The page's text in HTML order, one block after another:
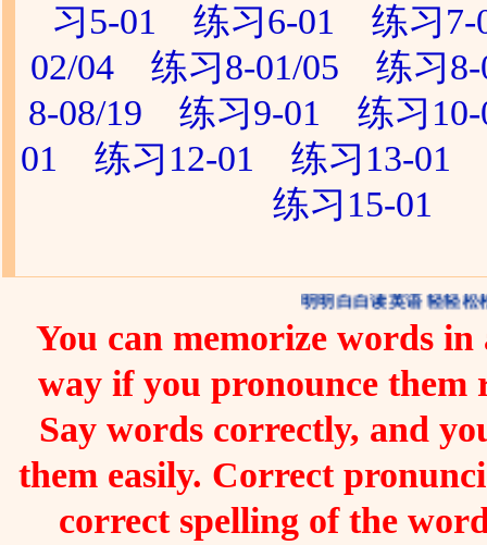
习5-01
练习6-01
练习7-
02/04
练习8-01/05
练习8-
8-08/19
练习9-01
练习10-
01
练习12-01
练习13-01
练习15-01
明明白白读英语 轻轻松
You can memorize words in
way if you pronounce them
Say words correctly, and
them easily. Correct
correct spelling of the